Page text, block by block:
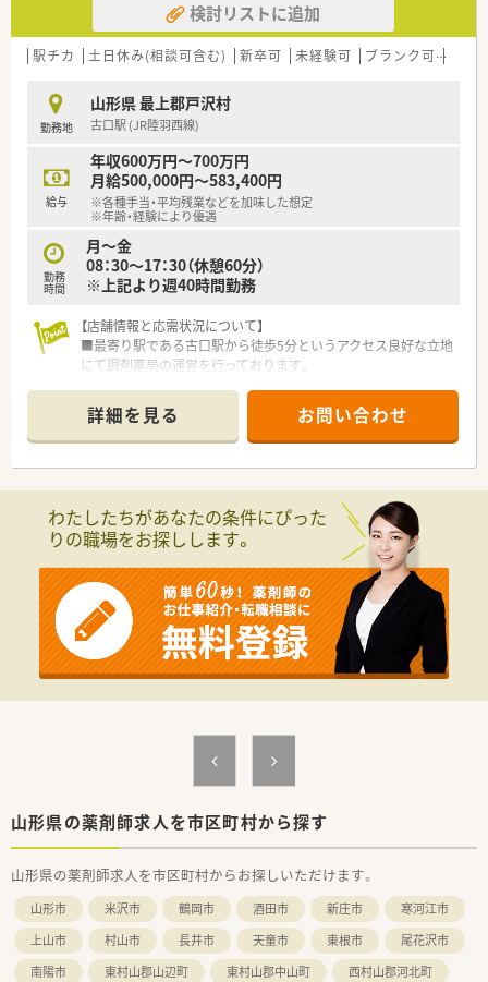
検討リストに追加
駅チカ 土日休み(相談可含む) 新卒可 未経験可 ブランク可
勤務地
山形県 最上郡戸沢村
古口駅 (JR陸羽西線)
給与
年収600万円～700万円
月給500,000円～583,400円
※各種手当・平均残業などを加味した想定
※年齢・経験により優遇
勤務
時間
月～金
08：30～17：30（休憩60分）
※上記より週40時間勤務
【店舗情報と応需状況について】
■最寄り駅である古口駅から徒歩5分というアクセス良好な立地
にて調剤薬局の運営を行っております。
ど応需しており在宅業務にも対応します。
■常勤の薬剤師1名と事務員1名の体制で協力しながら地域住民
の健康をサポートする風通しの良い店舗です。
■今回は欠員補充のための急募となっており早期にご入職いた
だける意欲的な方を歓迎しております。
■患者様とのコミュニケーションを大切にし地域医療に貢献し
■調剤業務の経験をお持ちの方を優遇いたしますが未経験の方
でも意欲があればまずはご相談ください。
【法人特徴について】
■山形県最上地区にて3店舗の調剤薬局を運営し居宅介護支援も
行うなど地域包括ケアの中核を担います。
■山形県内で第一号となる健康サポート薬局の認定を受けてお
■他職種と緊密に連携しながら患者様の健康生活や病院から在
宅へのスムーズな移行を全力で支援します。
詳細を見る お問い合わせ
わたしたちがあなたの条件にぴった
りの職場をお探しします。
山形県の薬剤師求人を市区町村から探す
山形県の薬剤師求人を市区町村からお探しいただけます。
山形市 米沢市 鶴岡市 酒田市 新庄市
寒河江市
上山市
村山市 長井市 天童市 東根市
尾花沢市
南陽市
東村山郡山辺町 東村山郡中山町 西村山郡河北町